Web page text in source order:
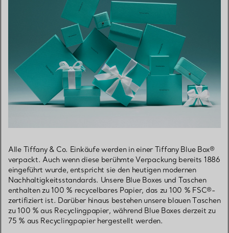
Alle Tiffany & Co. Einkäufe werden in einer Tiffany Blue Box®
verpackt. Auch wenn diese berühmte Verpackung bereits 1886
eingeführt wurde, entspricht sie den heutigen modernen
Nachhaltigkeitsstandards. Unsere Blue Boxes und Taschen
enthalten zu 100 % recycelbares Papier, das zu 100 % FSC®-
zertifiziert ist. Darüber hinaus bestehen unsere blauen Taschen
zu 100 % aus Recyclingpapier, während Blue Boxes derzeit zu
75 % aus Recyclingpapier hergestellt werden.